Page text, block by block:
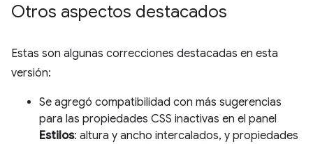
Otros aspectos destacados
Estas son algunas correcciones destacadas en esta
versión:
Se agregó compatibilidad con más sugerencias
para las propiedades CSS inactivas en el panel
Estilos: altura y ancho intercalados, y propiedades